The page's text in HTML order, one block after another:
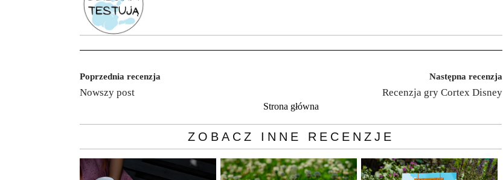
Poprzednia recenzja
Nowszy post
Następna recenzja
Recenzja gry Cortex Disney
Strona główna
ZOBACZ INNE RECENZJE